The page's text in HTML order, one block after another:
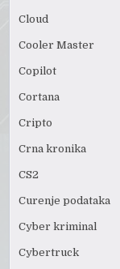
Cloud
Cooler Master
Copilot
Cortana
Cripto
Crna kronika
CS2
Curenje podataka
Cyber kriminal
Cybertruck